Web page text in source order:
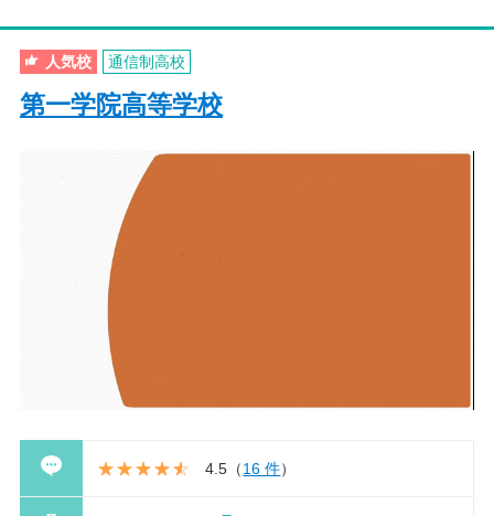
人気校 通信制高校
第一学院高等学校
4.5 （16 件）